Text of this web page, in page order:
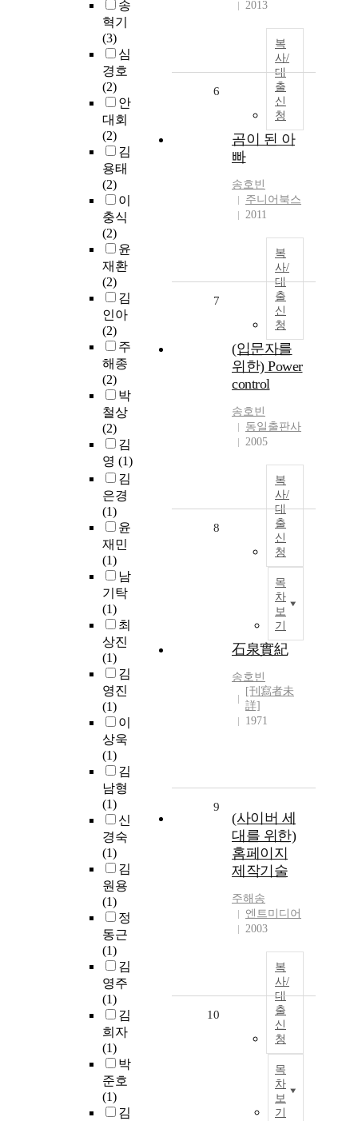
송
혁기
(3)
심
경호
(2)
안
대회
(2)
김
용태
(2)
이
충식
(2)
윤
재환
(2)
김
인아
(2)
주
해종
(2)
박
철상
(2)
김
영 (1)
김
은경
(1)
윤
재민
(1)
남
기탁
(1)
최
상진
(1)
김
영진
(1)
이
상욱
(1)
김
남형
(1)
신
경숙
(1)
김
원용
(1)
정
동근
(1)
김
영주
(1)
김
희자
(1)
박
준호
(1)
김
2013
복
사/
대
출
신
청
6
곰이 된 아
빠
송호빈
주니어북스
2011
복
사/
대
출
신
청
7
(입문자를
위한) Power
control
송호빈
동일출판사
2005
복
사/
대
출
신
청
목
차
보
기
8
石泉實紀
송호빈
[刊寫者未
詳]
1971
9
(사이버 세
대를 위한)
홈페이지
제작기술
주해송
엔트미디어
2003
복
사/
대
출
신
청
목
차
보
기
10